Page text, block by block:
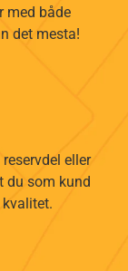
med både
det mesta!
eller
du som kund